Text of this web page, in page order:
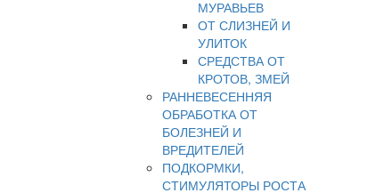
МУРАВЬЕВ
ОТ СЛИЗНЕЙ И
УЛИТОК
СРЕДСТВА ОТ
КРОТОВ, ЗМЕЙ
РАННЕВЕСЕННЯЯ
ОБРАБОТКА ОТ
БОЛЕЗНЕЙ И
ВРЕДИТЕЛЕЙ
ПОДКОРМКИ,
СТИМУЛЯТОРЫ РОСТА